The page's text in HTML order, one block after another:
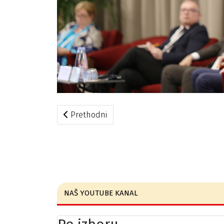
Prethodni članak: Članovi DIK-a učestvovali
Prethodni
NAŠ YOUTUBE KANAL